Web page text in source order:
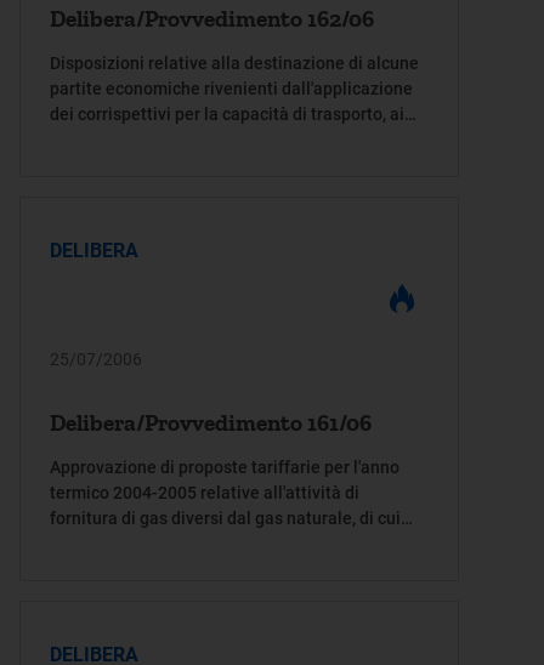
Delibera/Provvedimento 162/06
Disposizioni relative alla destinazione di alcune
partite economiche rivenienti dall'applicazione
dei corrispettivi per la capacità di trasporto, ai
DELIBERA
25/07/2006
Delibera/Provvedimento 161/06
Approvazione di proposte tariffarie per l'anno
termico 2004-2005 relative all'attività di
fornitura di gas diversi dal gas naturale, di cui
DELIBERA